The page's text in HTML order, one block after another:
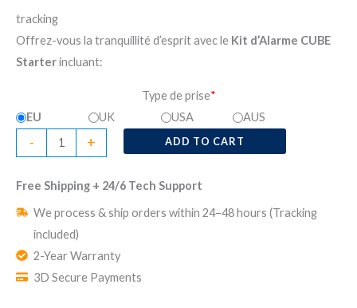
tracking
Offrez-vous la tranquillité d’esprit avec le Kit d’Alarme CUBE
Starterincluant:
*
Type de prise
EU
UK USA AUS
-
Alarme
Sans
+ ADD TO CART
Free Shipping + 24/6 Tech Support
We process & ship orders within 24–48 hours (Tracking
included)
2-Year Warranty
3D Secure Payments